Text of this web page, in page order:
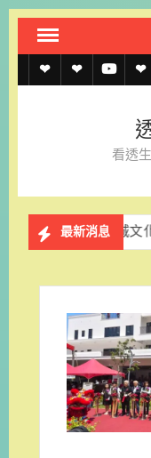
Skip
content透
約
透
上
記
單
透 聯
看透
最新消息
府城文化走讀新體驗